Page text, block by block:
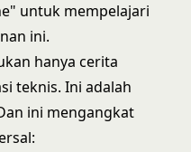
untuk mempelajari
ini.
hanya cerita
teknis. Ini adalah
ini mengangkat